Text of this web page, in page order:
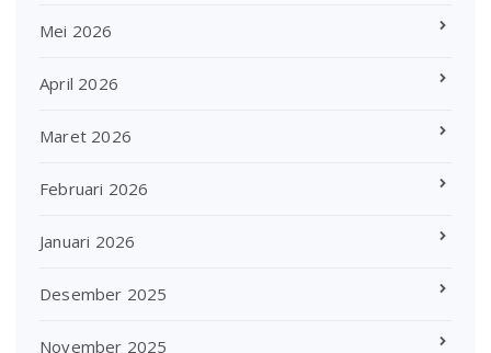
Mei 2026
April 2026
Maret 2026
Februari 2026
Januari 2026
Desember 2025
November 2025